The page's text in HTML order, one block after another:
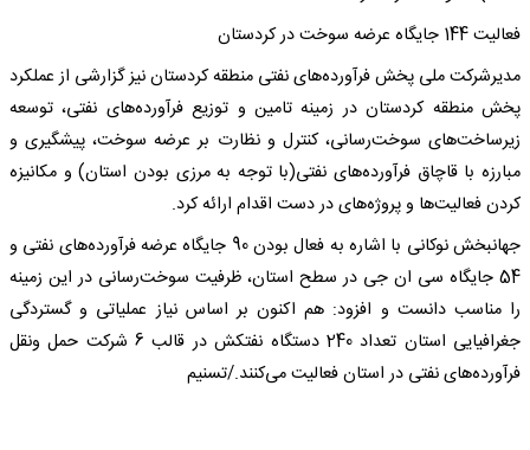
فعالیت 144 جایگاه عرضه سوخت در کردستان
مدیرشرکت ملی پخش فرآورده‌های نفتی منطقه کردستان نیز گزارشی از عملکرد
پخش منطقه کردستان در زمینه تامین و توزیع فرآورده‌های نفتی، توسعه
زیرساخت‌های سوخت‌رسانی، کنترل و نظارت بر عرضه سوخت، پیشگیری و
مبارزه با قاچاق فرآورده‌های نفتی(با توجه به مرزی بودن استان) و مکانیزه
کردن فعالیت‌ها و پروژه‌های در دست اقدام ارائه کرد.
جهانبخش نوکانی با اشاره به فعال بودن 90 جایگاه عرضه فرآورده‌های نفتی و
54 جایگاه سی ان جی در سطح استان، ظرفیت سوخت‌رسانی در این زمینه
را مناسب دانست و افزود: هم اکنون بر اساس نیاز عملیاتی و گستردگی
جغرافیایی استان تعداد 240 دستگاه نفتکش در قالب 6 شرکت حمل ونقل
فرآورده‌های نفتی در استان فعالیت می‌کنند./تسنیم